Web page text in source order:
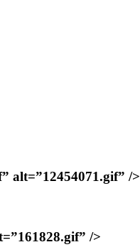
alt=”12454071.gif” />
/>